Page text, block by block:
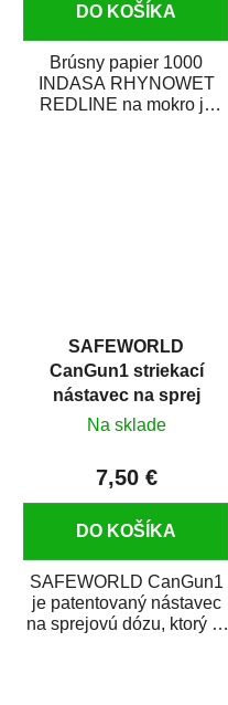
DO KOŠÍKA
Brúsny papier 1000
INDASA RHYNOWET
REDLINE na mokro je
SAFEWORLD
CanGun1 striekací
nástavec na sprej
Na sklade
7,50 €
DO KOŠÍKA
SAFEWORLD CanGun1
je patentovaný nástavec
na sprejovú dózu, ktorý ju